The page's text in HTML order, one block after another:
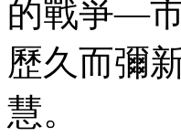
的戰爭—
歷久而彌
慧。